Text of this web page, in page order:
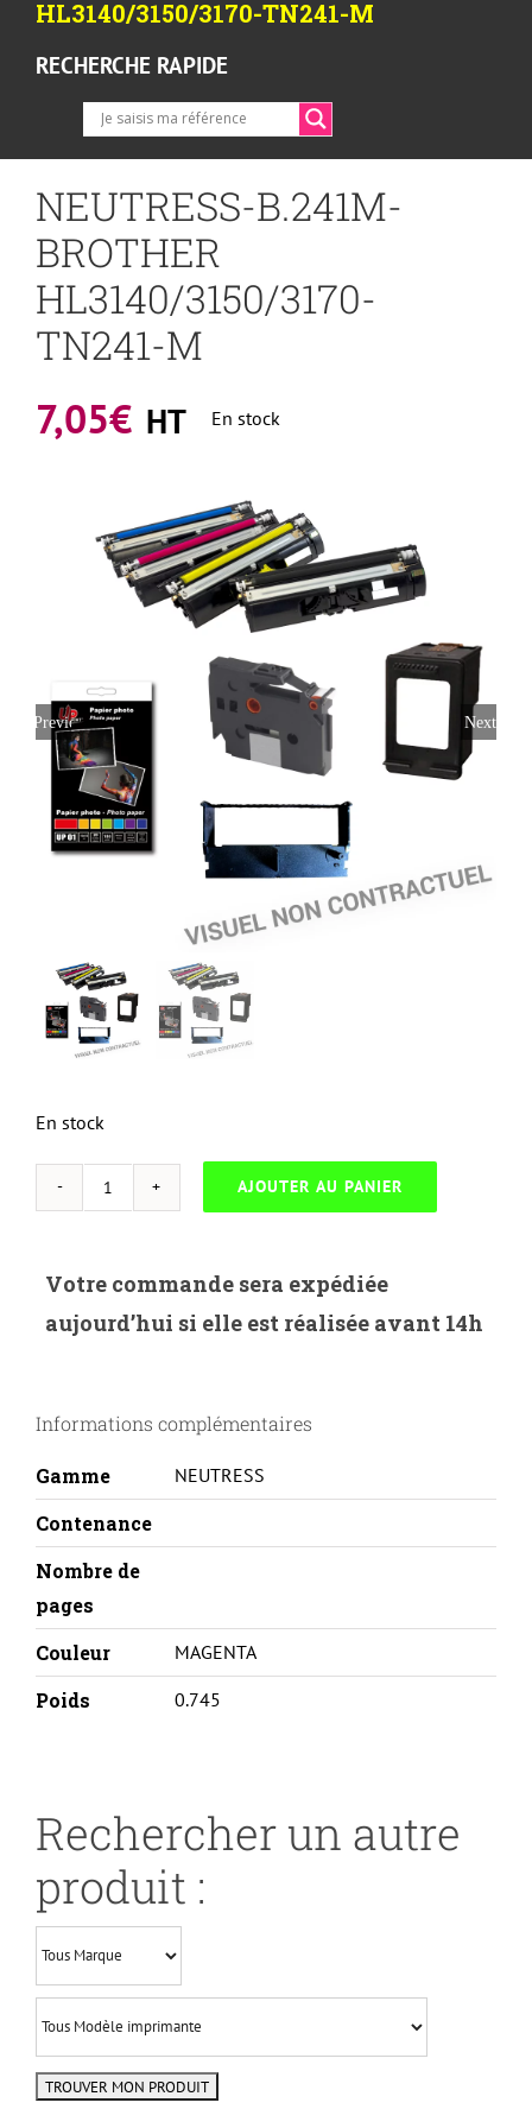
HL3140/3150/3170-TN241-M
RECHERCHE RAPIDE
NEUTRESS-B.241M-
BROTHER
HL3140/3150/3170-
TN241-M
7,05€ HT En stock
Previous Next
En stock
quantité
B.241M-
BROTHER
M
AJOUTER AU PANIER
Votre commande sera expédiée
aujourd’hui si elle est réalisée avant 14h
Informations complémentaires
Gamme NEUTRESS
Contenance
Nombre de
pages
Couleur
MAGENTA
Poids 0.745
Rechercher un autre
produit :